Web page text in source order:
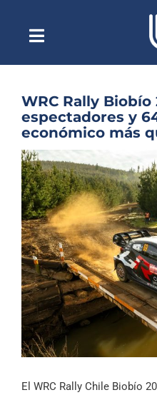
contenidoToggle
Navigation
Escuchar
WRC Rally
espectadores y
económico más
Ver
imagen
más
grande
El WRC Rally Chile Biobío